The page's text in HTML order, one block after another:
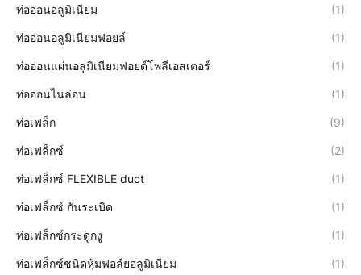
ท่ออ่อนอลูมิเนียม (1)
ท่ออ่อนอลูมิเนียมฟอยล์ (1)
ท่ออ่อนแผ่นอลูมิเนียมฟอยด์โพลีเอสเตอร์ (1)
ท่ออ่อนไนล่อน (1)
ท่อเฟล็ก (9)
ท่อเฟล็กซ์ (2)
ท่อเฟล็กซ์ FLEXIBLE duct (1)
ท่อเฟล็กซ์ กันระเบิด (1)
ท่อเฟล็กซ์กระดูกงู (1)
ท่อเฟล็กซ์ชนิดหุ้มฟอล์ยอลูมิเนียม (1)